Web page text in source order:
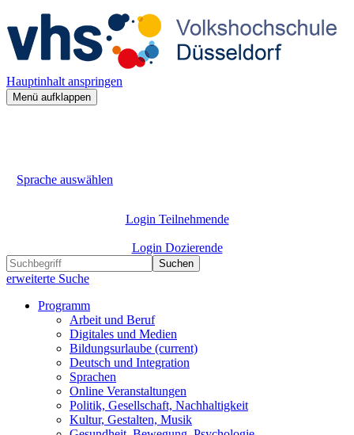
Hauptinhalt anspringen
Menü aufklappen
Sprache auswählen
Login Teilnehmende
Login Dozierende
Suchen
erweiterte Suche
Programm
Arbeit und Beruf
Digitales und Medien
Bildungsurlaube (current)
Deutsch und Integration
Sprachen
Online Veranstaltungen
Politik, Gesellschaft, Nachhaltigkeit
Kultur, Gestalten, Musik